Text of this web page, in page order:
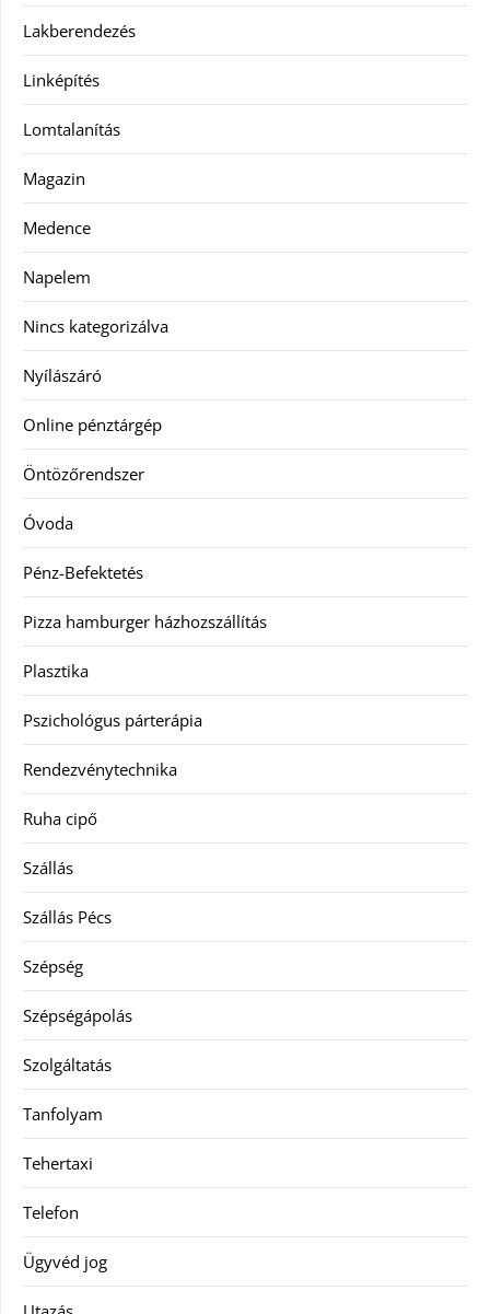
Lakberendezés
Linképítés
Lomtalanítás
Magazin
Medence
Napelem
Nincs kategorizálva
Nyílászáró
Online pénztárgép
Öntözőrendszer
Óvoda
Pénz-Befektetés
Pizza hamburger házhozszállítás
Plasztika
Pszichológus párterápia
Rendezvénytechnika
Ruha cipő
Szállás
Szállás Pécs
Szépség
Szépségápolás
Szolgáltatás
Tanfolyam
Tehertaxi
Telefon
Ügyvéd jog